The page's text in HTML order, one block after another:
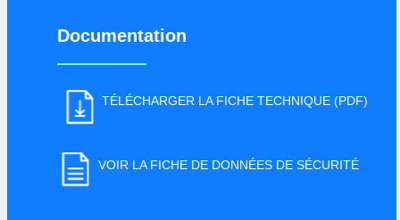
Documentation
TÉLÉCHARGER LA FICHE TECHNIQUE (PDF)
VOIR LA FICHE DE DONNÉES DE SÉCURITÉ